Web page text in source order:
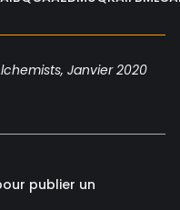
Janvier 2020
publier un